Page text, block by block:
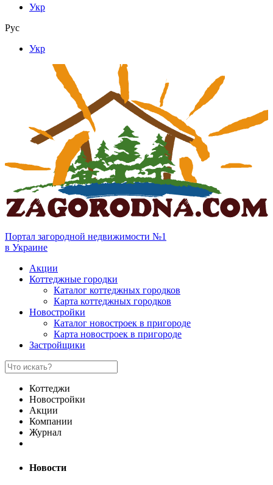
Укр
Рус
Укр
Портал загородной недвижимости №1
в Украине
Акции
Коттеджные городки
Каталог коттеджных городков
Карта коттеджных городков
Новостройки
Каталог новостроек в пригороде
Карта новостроек в пригороде
Застройщики
Коттеджи
Новостройки
Акции
Компании
Журнал
Новости